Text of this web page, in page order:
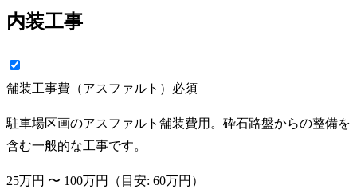
内装工事
舗装工事費（アスファルト） 必須
駐車場区画のアスファルト舗装費用。砕石路盤からの整備を
含む一般的な工事です。
25万円 〜 100万円 （目安: 60万円 ）